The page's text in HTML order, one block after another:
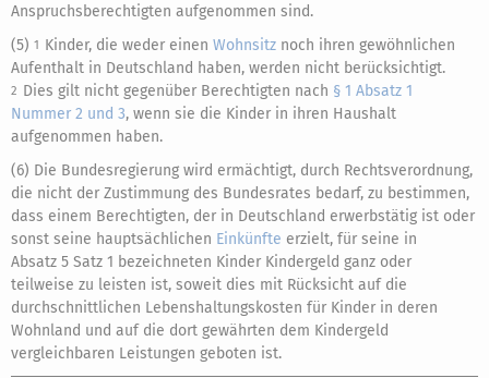
Anspruchsberechtigten aufgenommen sind.
(5) 1 Kinder, die weder einen Wohnsitz noch ihren gewöhnlichen
Aufenthalt in Deutschland haben, werden nicht berücksichtigt.
2 Dies gilt nicht gegenüber Berechtigten nach § 1 Absatz 1
Nummer 2 und 3, wenn sie die Kinder in ihren Haushalt
aufgenommen haben.
(6) Die Bundesregierung wird ermächtigt, durch Rechtsverordnung,
die nicht der Zustimmung des Bundesrates bedarf, zu bestimmen,
dass einem Berechtigten, der in Deutschland erwerbstätig ist oder
sonst seine hauptsächlichen Einkünfte erzielt, für seine in
Absatz 5 Satz 1 bezeichneten Kinder Kindergeld ganz oder
teilweise zu leisten ist, soweit dies mit Rücksicht auf die
durchschnittlichen Lebenshaltungskosten für Kinder in deren
Wohnland und auf die dort gewährten dem Kindergeld
vergleichbaren Leistungen geboten ist.